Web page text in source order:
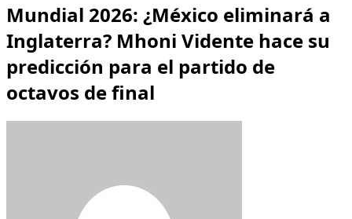
Mundial 2026: ¿México eliminará a
Inglaterra? Mhoni Vidente hace su
predicción para el partido de
octavos de final